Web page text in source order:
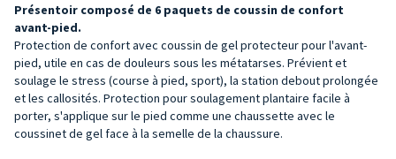
Présentoir composé de 6 paquets de coussin de confort
avant-pied.
Protection de confort avec coussin de gel protecteur pour l'avant-
pied, utile en cas de douleurs sous les métatarses. Prévient et
soulage le stress (course à pied, sport), la station debout prolongée
et les callosités. Protection pour soulagement plantaire facile à
porter, s'applique sur le pied comme une chaussette avec le
coussinet de gel face à la semelle de la chaussure.